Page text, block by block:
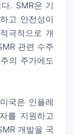
. SMR은 기
고 안전성이
극적으로 개
관련 수주
의 주가에도
국은 인플레
를 지원하고
개발을 국